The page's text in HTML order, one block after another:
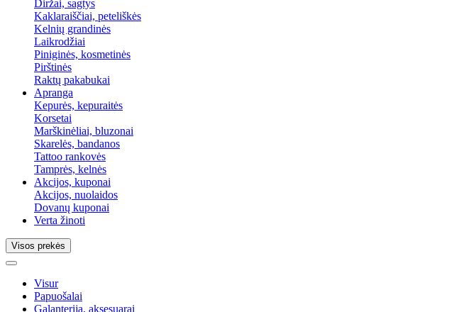
Diržai, sagtys
Kaklaraiščiai, peteliškės
Kelnių grandinės
Laikrodžiai
Piniginės, kosmetinės
Pirštinės
Raktų pakabukai
Apranga
Kepurės, kepuraitės
Korsetai
Marškinėliai, bluzonai
Skarelės, bandanos
Tattoo rankovės
Tamprės, kelnės
Akcijos, kuponai
Akcijos, nuolaidos
Dovanų kuponai
Verta žinoti
Visos prekės
Visur
Papuošalai
Galanterija, aksesuarai